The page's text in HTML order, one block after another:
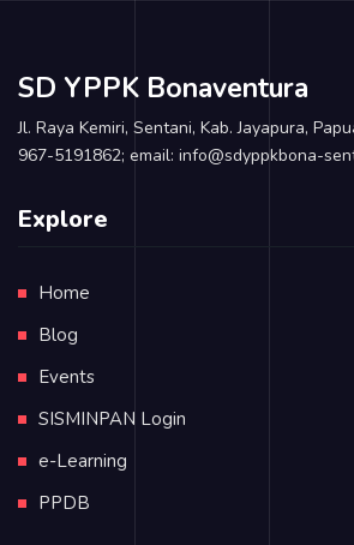
SD YPPK Bonaventura
Jl. Raya Kemiri, Sentani, Kab. Jayapura,
967-5191862; email: info@sdyppkbona-
Explore
Home
Blog
Events
SISMINPAN Login
e-Learning
PPDB